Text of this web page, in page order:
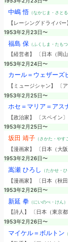
中嶋 悟（なかじま・さとる
【レーシングドライバ
1953年2月23日〜
福島 保 （ふくしま・たもつ
【経営者】 〔日本（岡
1953年2月24日〜
カール＝ウェザーズ
【ミュージシャン】 〔ア
1953年2月25日〜
ホセ＝マリア＝アス
【政治家】 〔スペイン〕
1953年2月25日〜
坂田 靖子（さかた・やす
【漫画家】 〔日本（大阪
1953年2月26日〜
嵩瀬 ひろし （たかせ・ひ
【漫画家】 〔日本（秋田
1953年2月26日〜
新延 拳 （にいのべ・けん）
【詩人】 〔日本（東京都
1953年2月26日〜
マイケル＝ボルトン